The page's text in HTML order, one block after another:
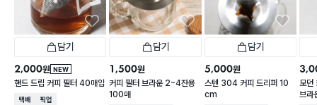
담기
NEW
2,000원
핸드 드립 커피 필터 40매입
택배배송매장픽업
담기
1,500원
커피 필터 브라운 2~4잔용
100매
담기
5,000원
스텐 304 커피 드리퍼 10
cm
모던
브라